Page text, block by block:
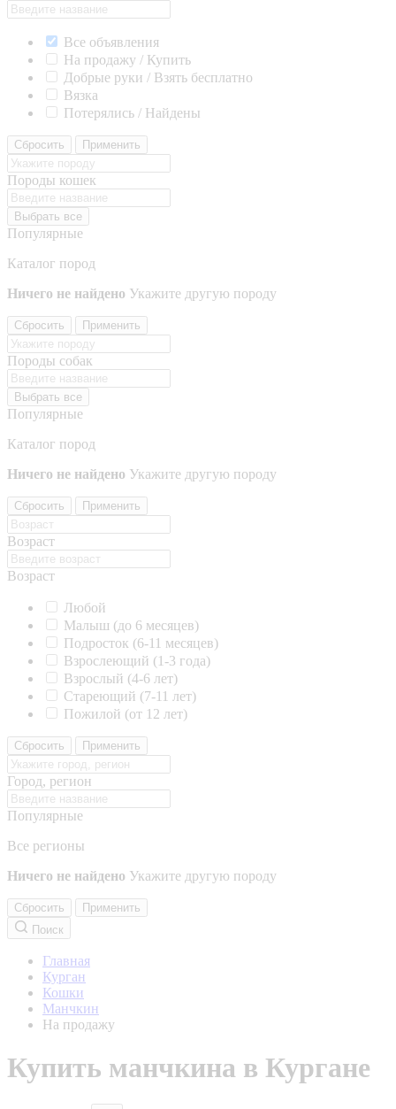
Все объявления
На продажу / Купить
Добрые руки / Взять бесплатно
Вязка
Потерялись / Найдены
Сбросить Применить
Породы кошек
Выбрать все
Популярные
Каталог пород
Ничего не найдено Укажите другую породу
Сбросить Применить
Породы собак
Выбрать все
Популярные
Каталог пород
Ничего не найдено Укажите другую породу
Сбросить Применить
Возраст
Возраст
Любой
Малыш (до 6 месяцев)
Подросток (6-11 месяцев)
Взрослеющий (1-3 года)
Взрослый (4-6 лет)
Стареющий (7-11 лет)
Пожилой (от 12 лет)
Сбросить Применить
Город, регион
Популярные
Все регионы
Ничего не найдено Укажите другую породу
Сбросить
Применить
Поиск
Главная
Курган
Кошки
Манчкин
На продажу
Купить манчкина в Кургане